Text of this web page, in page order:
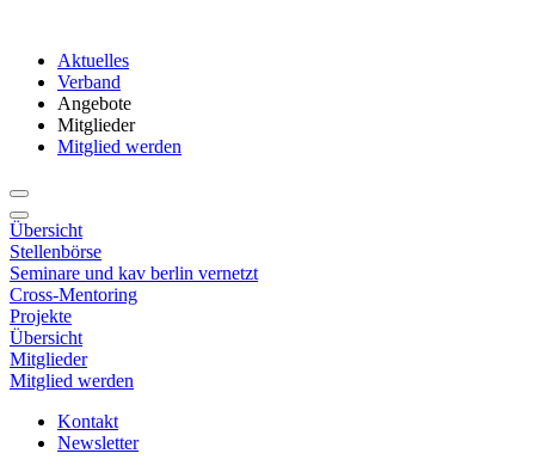
Aktuelles
Verband
Angebote
Mitglieder
Mitglied werden
Übersicht
Stellenbörse
Seminare und kav berlin vernetzt
Cross-Mentoring
Projekte
Übersicht
Mitglieder
Mitglied werden
Kontakt
Newsletter